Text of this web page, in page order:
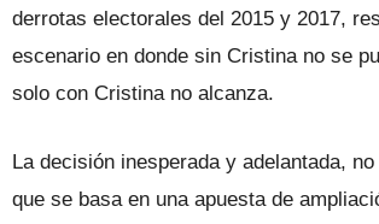
derrotas electorales del 2015 y 2017,
escenario en donde sin Cristina no se
solo con Cristina no alcanza.
La decisión inesperada y adelantada,
que se basa en una apuesta de